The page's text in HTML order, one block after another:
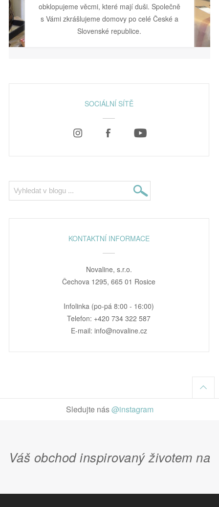
obklopujeme věcmi, které mají duši. Společně
s Vámi zkrášlujeme domovy po celé České a
Slovenské republice.
SOCIÁLNÍ SÍTĚ
KONTAKTNÍ INFORMACE
Novaline, s.r.o.
Čechova 1295, 665 01 Rosice
Infolinka (po-pá 8:00 - 16:00)
Telefon: +420 734 322 587
E-mail: info@novaline.cz
Sledujte nás@instagram
Váš obchod inspirovaný životem na